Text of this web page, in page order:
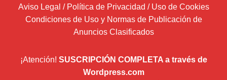
Aviso Legal / Política de Privacidad / Uso de Cookies
Condiciones de Uso y Normas de Publicación de
Anuncios Clasificados
¡Atención! SUSCRIPCIÓN COMPLETA a través de
Wordpress.com